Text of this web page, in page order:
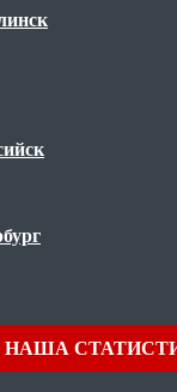
НАША